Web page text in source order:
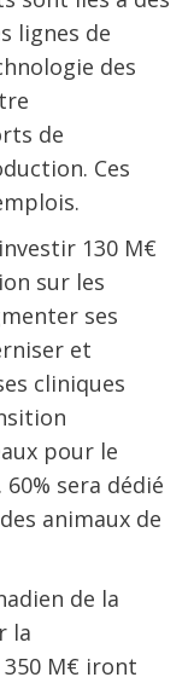
lignes de
des
de
Ces
130 M€
sur les
ses
et
cliniques
pour le
sera dédié
animaux de
de la
la
M€ iront